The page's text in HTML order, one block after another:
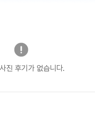
진 후기가 없습니다.